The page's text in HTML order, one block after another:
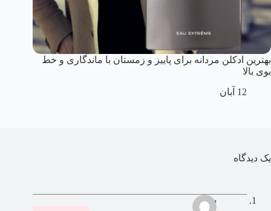
بهترین ادکلن مردانه برای پاییز و زمستان با ماندگاری و خط
بوی بالا
12 آبان
یک دیدگاه
سجاد